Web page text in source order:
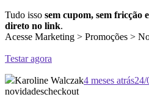
Tudo isso sem cupom, sem fricção
direto no link.
Acesse Marketing > Promoções >
Testar agora
Karoline Walczak4 meses atrás24/
novidadescheckout